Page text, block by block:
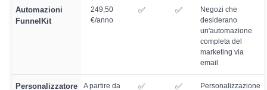
Automazioni
FunnelKit
249,50
€/anno
✅ ✅
Negozi che
desiderano
un'automazione
completa del
marketing via
email
Personalizzatore A partire da ✅ ✅ Personalizzazione